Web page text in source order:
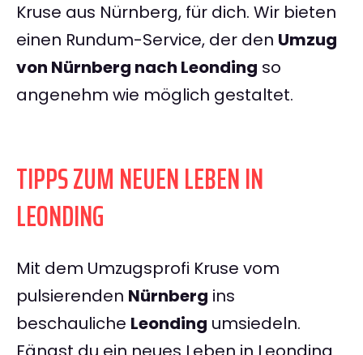
Kruse aus Nürnberg, für dich. Wir bieten
einen Rundum-Service, der den Umzug
von Nürnberg nach Leonding so
angenehm wie möglich gestaltet.
TIPPS ZUM NEUEN LEBEN IN
LEONDING
Mit dem Umzugsprofi Kruse vom
pulsierenden Nürnberg ins
beschauliche Leonding umsiedeln.